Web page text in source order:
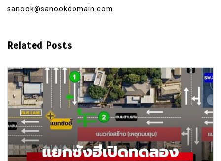
sanook@sanookdomain.com
Related Posts